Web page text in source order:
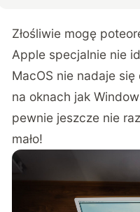
Złośliwie mogę
Apple specjalnie nie
MacOS nie nadaje
na oknach jak
pewnie jeszcze nie
mało!